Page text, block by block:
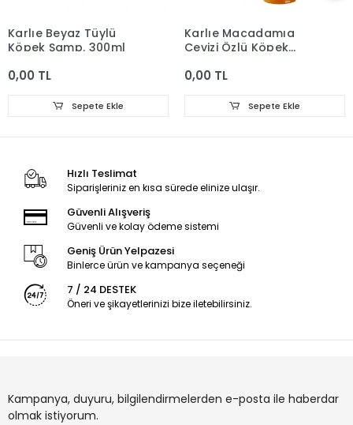
Karlıe Beyaz Tüylü
Köpek Şamp. 300ml
0,00 TL
Sepete Ekle
Karlıe Macadamıa
Cevizi Özlü Köpek
0,00 TL
Sepete Ekle
Hızlı Teslimat
Siparişleriniz en kısa sürede elinize ulaşır.
Güvenli Alışveriş
Güvenli ve kolay ödeme sistemi
Geniş Ürün Yelpazesi
Binlerce ürün ve kampanya seçeneği
7 / 24 DESTEK
Öneri ve şikayetlerinizi bize iletebilirsiniz.
Kampanya, duyuru, bilgilendirmelerden e-posta ile haberdar
olmak istiyorum.